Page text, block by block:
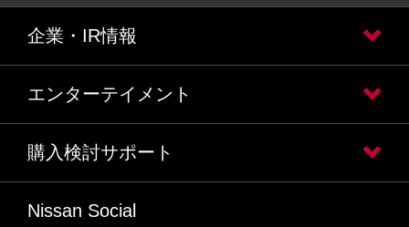
企業・IR情報
エンターテイメント
購入検討サポート
Nissan Social